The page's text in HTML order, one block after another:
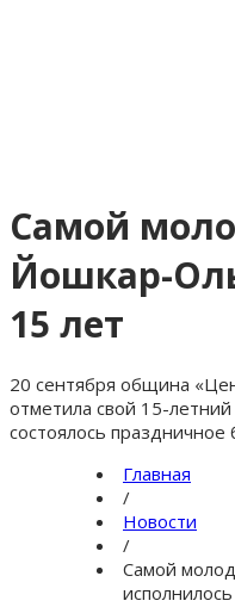
Самой
Йошкар-
15 лет
20 сентября община
отметила свой 15-
состоялось праздничное
Главная
/
Новости
/
Самой